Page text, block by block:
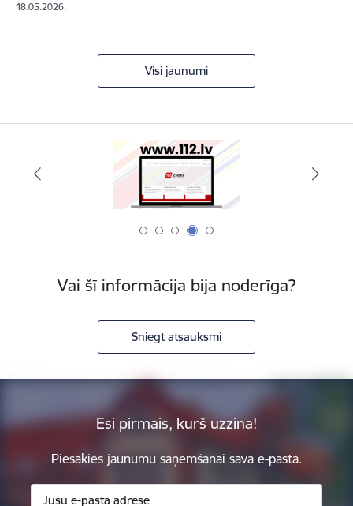
18.05.2026.
Visi jaunumi
Vai šī informācija bija noderīga?
Sniegt atsauksmi
Esi pirmais, kurš uzzina!
Piesakies jaunumu saņemšanai savā e-pastā.